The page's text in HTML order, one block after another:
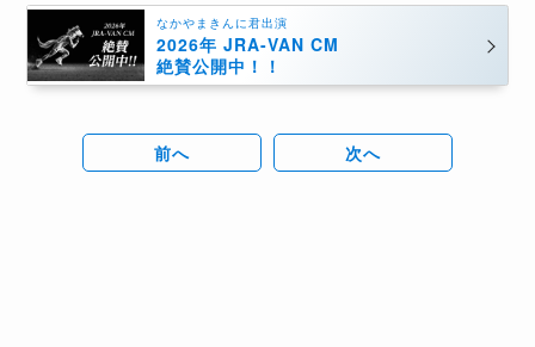
なかやまきんに君出演
2026年 JRA-VAN CM
絶賛公開中！！
前へ 次へ